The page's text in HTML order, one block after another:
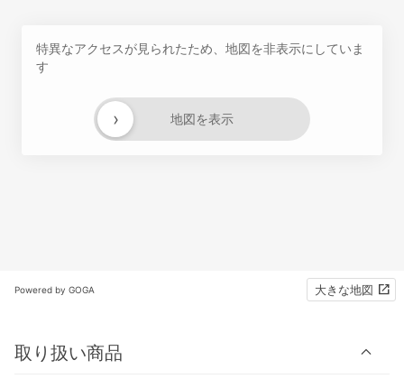
特異なアクセスが見られたため、地図を非表示にしていま
す
地図を表示
›
Powered by GOGA 大きな地図
取り扱い商品